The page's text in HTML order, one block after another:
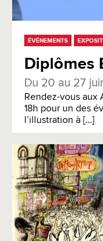
ÉVÉNEMENTS
Diplômes
Du 20 au 27
Rendez-vous aux
18h pour un des
l’illustration à […]